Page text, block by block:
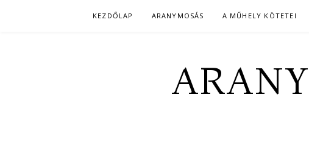
KEZDŐLAP ARANYMOSÁS A MŰHELY KÖTETEI